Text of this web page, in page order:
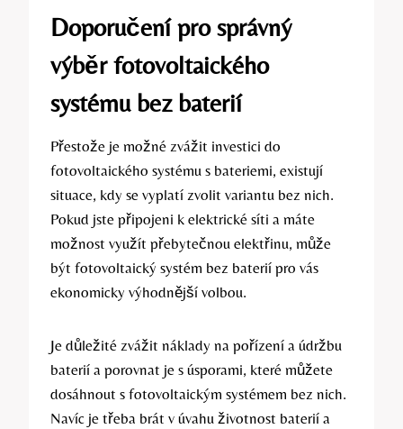
Doporučení pro správný
výběr fotovoltaického
systému bez baterií
Přestože je možné zvážit investici do
fotovoltaického systému s bateriemi, existují
situace, kdy se vyplatí zvolit variantu bez nich.
Pokud jste připojeni k elektrické síti a máte
možnost využít přebytečnou elektřinu, může
být fotovoltaický systém bez baterií pro vás
ekonomicky výhodnější volbou.
Je důležité zvážit náklady na pořízení a údržbu
baterií a porovnat je s úsporami, které můžete
dosáhnout s fotovoltaickým systémem bez nich.
Navíc je třeba brát v úvahu životnost baterií a